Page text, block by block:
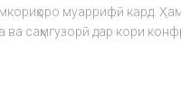
муаррифӣ кард.
ва саҳмгузорӣ дар кори